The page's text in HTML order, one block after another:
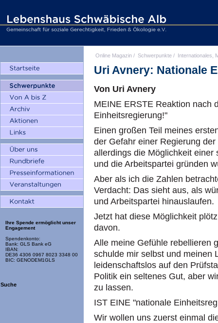
Ihre Spende ermöglicht unser
Engagement
Spendenkonto:
Bank: GLS Bank eG
IBAN:
DE36 4306 0967 8023 3348 00
BIC: GENODEM1GLS
Suche
Online Magazin / Schwerpunkte / Internationales,
Uri Avnery: Nationale
Von Uri Avnery
MEINE ERSTE Reaktion nach
Einheitsregierung!"
Einen großen Teil meines
der Gefahr einer Regierung
allerdings die Möglichkeit
und die Arbeitspartei gründen
Aber als ich die Zahlen
Verdacht: Das sieht aus, als
und Arbeitspartei hinauslaufen.
Jetzt hat diese Möglichkeit
davon.
Alle meine Gefühle rebellieren
schulde mir selbst und meinen
leidenschaftslos auf den
Politik ein seltenes Gut, aber
zu lassen.
IST EINE "nationale
Wir wollen uns zuerst einmal